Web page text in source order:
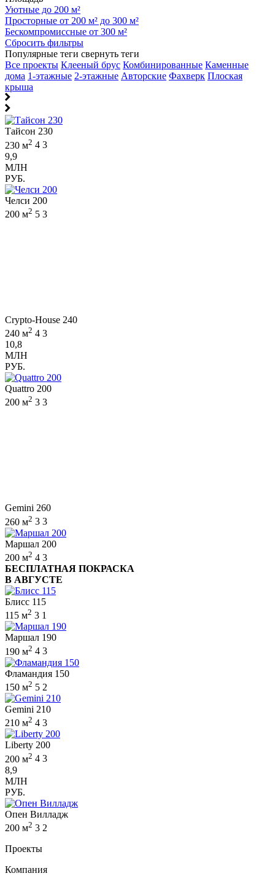
Уютные до 200 м²
Просторные от 200 м² до 300 м²
Бескомпромиссные от 300 м²
Сбросить фильтры
Популярные теги свернуть теги
Все проекты Клееный брус Комбинированные Каменные
дома 1-этажные 2-этажные Авторские Фахверк Плоская
крыша
Тайсон 230
230 м2 4 3
9,9
МЛН
РУБ.
Челси 200
200 м2 5 3
Crypto-House 240
240 м2 4 3
10,8
МЛН
РУБ.
Quattro 200
200 м2 3 3
Gemini 260
260 м2 3 3
Маршал 200
200 м2 4 3
БЕСПЛАТНАЯ ПОКРАСКА
В АВГУСТЕ
Блисс 115
115 м2 3 1
Маршал 190
190 м2 4 3
Фламандия 150
150 м2 5 2
Gemini 210
210 м2 4 3
Liberty 200
200 м2 4 3
8,9
МЛН
РУБ.
Опен Вилладж
200 м2 3 2
Проекты
Компания